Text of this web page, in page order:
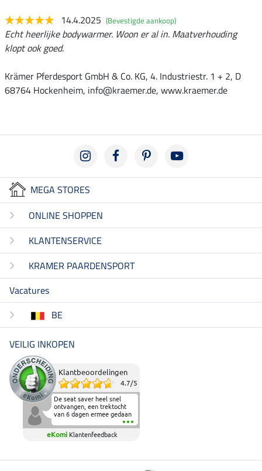
14.4.2025 (Bevestigde aankoop)
Echt heerlijke bodywarmer. Woon er al in. Maatverhouding
klopt ook goed.
Krämer Pferdesport GmbH & Co. KG, 4. Industriestr. 1 + 2, D
68764 Hockenheim, info@kraemer.de, www.kraemer.de
MEGA STORES
ONLINE SHOPPEN
KLANTENSERVICE
KRAMER PAARDENSPORT
Vacatures
BE
VEILIG INKOPEN
Klantbeoordelingen
4.7/5
De seat saver heel snel
ontvangen, een trektocht
van 6 dagen ermee gedaan
en deze heeft de beproeving
fantastisch doorstaan.
Heerlijk zacht om op te
elkaar in het zadel.
eKomi Klantenfeedback